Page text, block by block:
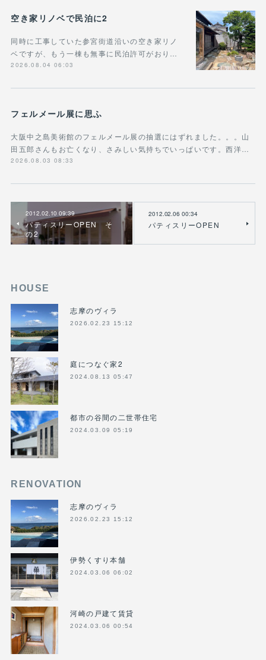
空き家リノベで民泊に2
同時に工事していた参宮街道沿いの空き家リノ
ベですが、もう一棟も無事に民泊許可がおり…
2026.08.04 06:03
フェルメール展に思ふ
大阪中之島美術館のフェルメール展の抽選にはずれました。。。山
田五郎さんもお亡くなり、さみしい気持ちでいっぱいです。西洋…
2026.08.03 08:33
2012.02.10 09:39
パティスリーOPEN そ
の2
2012.02.06 00:34
パティスリーOPEN
HOUSE
志摩のヴィラ
2026.02.23 15:12
庭につなぐ家2
2024.08.13 05:47
都市の谷間の二世帯住宅
2024.03.09 05:19
RENOVATION
志摩のヴィラ
2026.02.23 15:12
伊勢くすり本舗
2024.03.06 06:02
河崎の戸建て賃貸
2024.03.06 00:54